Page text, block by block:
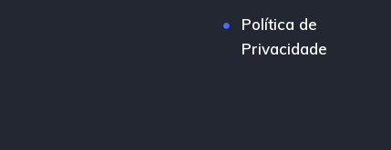
Política de
Privacidade